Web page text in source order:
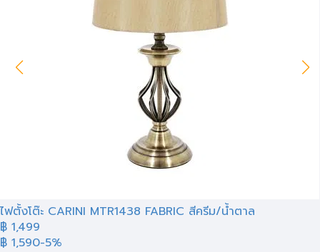
ไฟตั้งโต๊ะ CARINI MTR1438 FABRIC สีครีม/น้ำตาล
฿ 1,499
฿ 1,590-5%